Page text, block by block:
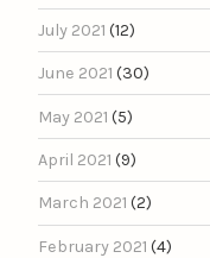
July 2021 (12)
June 2021 (30)
May 2021 (5)
April 2021 (9)
March 2021 (2)
February 2021 (4)